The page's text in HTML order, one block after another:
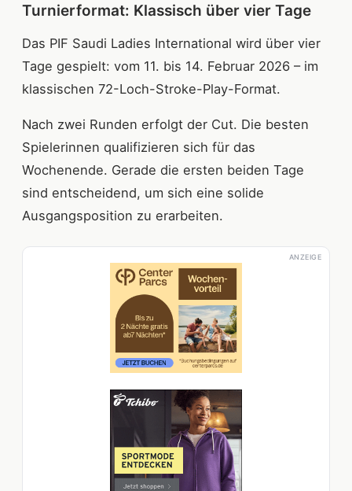
Turnierformat: Klassisch über vier Tage
Das PIF Saudi Ladies International wird über vier
Tage gespielt: vom 11. bis 14. Februar 2026 – im
klassischen 72-Loch-Stroke-Play-Format.
Nach zwei Runden erfolgt der Cut. Die besten
Spielerinnen qualifizieren sich für das
Wochenende. Gerade die ersten beiden Tage
sind entscheidend, um sich eine solide
Ausgangsposition zu erarbeiten.
ANZEIGE